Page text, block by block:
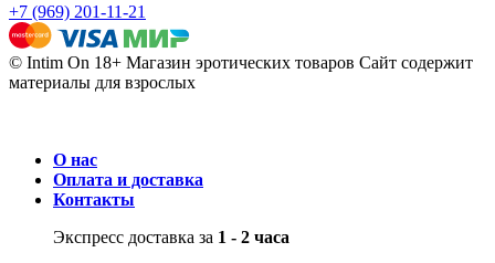
+7 (969) 201-11-21
© Intim On 18+ Магазин эротических товаров Сайт содержит
материалы для взрослых
О нас
Оплата и доставка
Контакты
Экспресс доставка за 1 - 2 часа